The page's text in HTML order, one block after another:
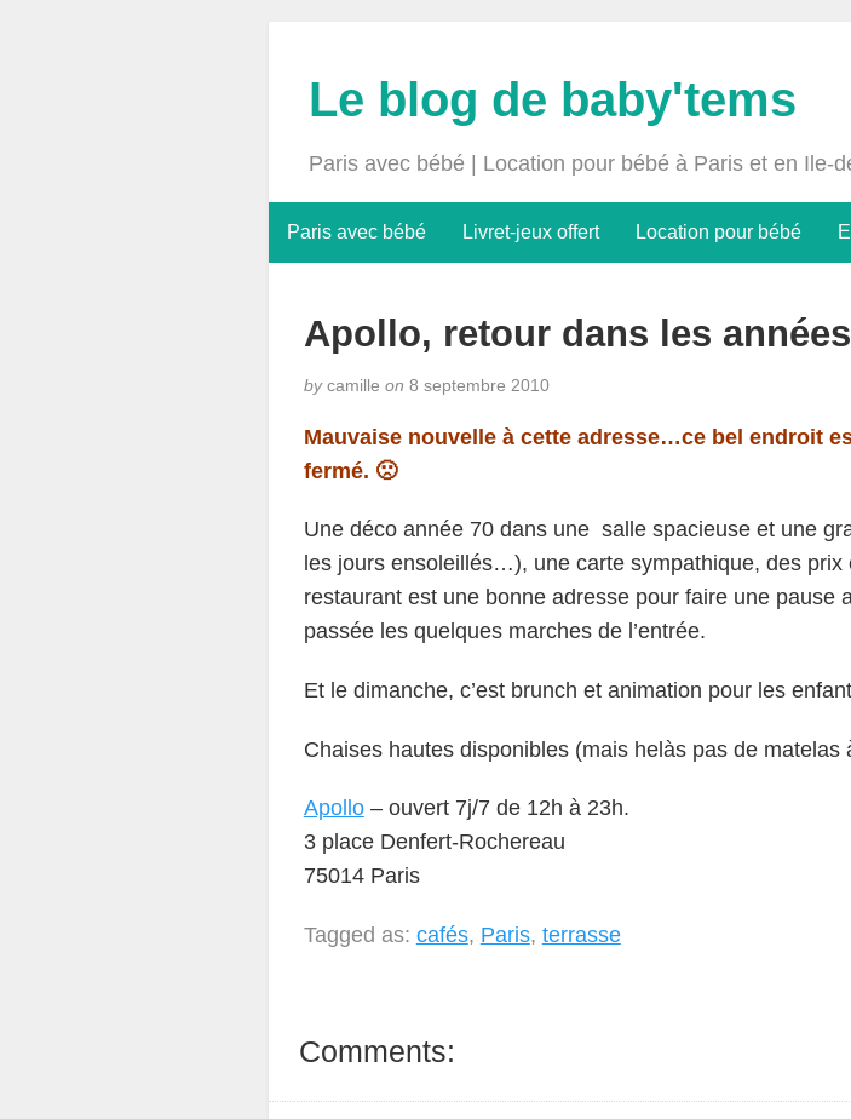
Le blog de baby'tems
Paris avec bébé | Location pour bébé à Paris et en Ile-
Paris avec bébé Livret-jeux offert Location pour bébé
Apollo, retour dans les
bycamille on 8 septembre 2010
Mauvaise nouvelle à cette adresse…ce bel endroit
fermé. 🙁
Une déco année 70 dans une salle spacieuse et une
les jours ensoleillés…), une carte sympathique, des prix
restaurant est une bonne adresse pour faire une
passée les quelques marches de l’entrée.
Et le dimanche, c’est brunch et animation pour les
Chaises hautes disponibles (mais helàs pas de matelas
Apollo– ouvert 7j/7 de 12h à 23h.
3 place Denfert-Rochereau
75014 Paris
Tagged as: cafés, Paris, terrasse
Comments: